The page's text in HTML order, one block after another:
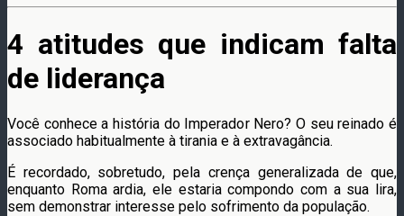
4 atitudes que indicam falta
de liderança
Você conhece a história do Imperador Nero? O seu reinado é
associado habitualmente à tirania e à extravagância.
É recordado, sobretudo, pela crença generalizada de que,
enquanto Roma ardia, ele estaria compondo com a sua lira,
sem demonstrar interesse pelo sofrimento da população.